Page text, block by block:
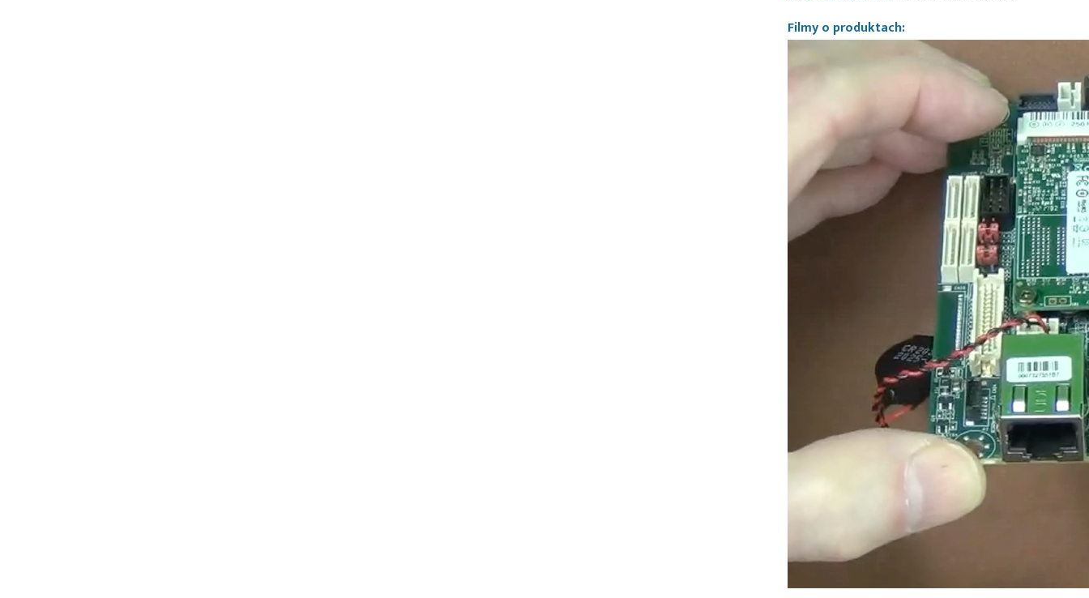
Filmy o produktach: